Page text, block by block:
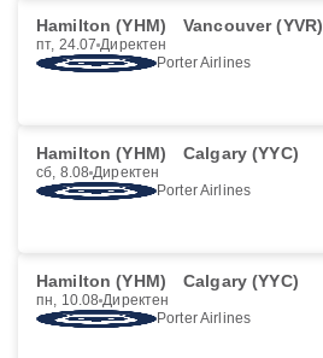
Hamilton (YHM) Vancouver (YVR)
пт, 24.07 Директен
Porter Airlines
Hamilton (YHM) Calgary (YYC)
сб, 8.08 Директен
Porter Airlines
Hamilton (YHM) Calgary (YYC)
пн, 10.08 Директен
Porter Airlines